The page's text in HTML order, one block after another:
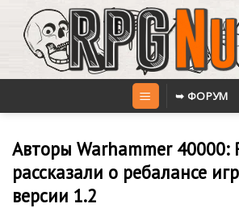
content
➥ ФОРУМ
Авторы Warhammer 40000:
рассказали о ребалансе
версии 1.2